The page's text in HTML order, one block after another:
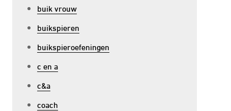
buik vrouw
buikspieren
buikspieroefeningen
c en a
c&a
coach